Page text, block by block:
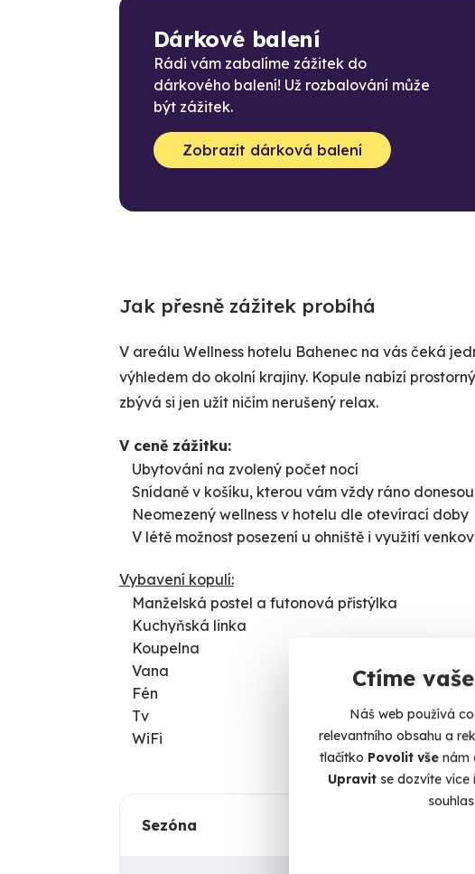
Ctíme
Náš web používá
relevantního obsahu a
tlačítko Povolit vše nám
Upravitse dozvíte více
Dárkové balení
Rádi vám zabalíme zážitek do
dárkového balení! Už rozbalování může
být zážitek.
Zobrazit dárková balení
Jak přesně zážitek probíhá
V areálu Wellness hotelu Bahenec na vás čeká
výhledem do okolní krajiny. Kopule nabízí
zbývá si jen užít ničím nerušený relax.
V ceně zážitku:
Ubytování na zvolený počet nocí
Snídaně v košíku, kterou vám vždy ráno
Neomezený wellness v hotelu dle otevírací doby
V létě možnost posezení u ohniště i využití
Vybavení kopulí:
Manželská postel a futonová přistýlka
Kuchyňská linka
Koupelna
Vana
Fén
Tv
WiFi
Sezóna